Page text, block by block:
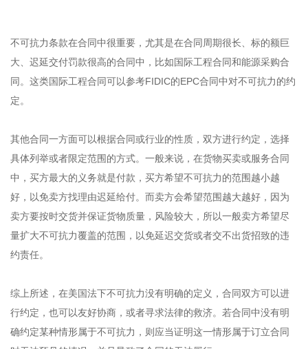
不可抗力条款在合同中很重要，尤其是在合同周期很长、标的额巨
大、迟延交付罚款很高的合同中，比如国际工程合同和能源采购合
同。这类国际工程合同可以参考FIDIC的EPC合同中对不可抗力的约
定。
其他合同一方面可以根据合同或行业的性质，双方进行约定，选择
具体列举或者限定范围的方式。一般来说，在货物买卖或服务合同
中，买方最大的义务就是付款，买方希望不可抗力的范围越小越
好，以免卖方找理由迟延给付。而卖方会希望范围越大越好，因为
卖方要按时交货并保证货物质量，风险较大，所以一般卖方希望尽
量扩大不可抗力覆盖的范围，以免延迟交货或者交不出货招致的违
约责任。
综上所述，在美国法下不可抗力没有明确的定义，合同双方可以进
行约定，也可以友好协商，或者寻求法律的救济。若合同中没有明
确约定某种情形属于不可抗力，则应当证明这一情形属于订立合同